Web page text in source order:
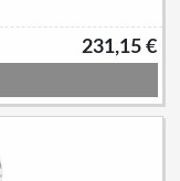
231,15 €